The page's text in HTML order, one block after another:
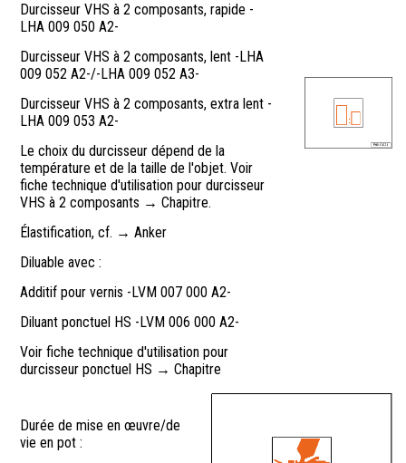
Durcisseur VHS à 2 composants, rapide -
LHA 009 050 A2-
Durcisseur VHS à 2 composants, lent -LHA
009 052 A2-/-LHA 009 052 A3-
Durcisseur VHS à 2 composants, extra lent -
LHA 009 053 A2-
Le choix du durcisseur dépend de la
température et de la taille de l'objet. Voir
fiche technique d'utilisation pour durcisseur
VHS à 2 composants → Chapitre.
Élastification, cf. → Anker
Diluable avec :
Additif pour vernis -LVM 007 000 A2-
Diluant ponctuel HS -LVM 006 000 A2-
Voir fiche technique d'utilisation pour
durcisseur ponctuel HS → Chapitre
Durée de mise en œuvre/de
vie en pot :